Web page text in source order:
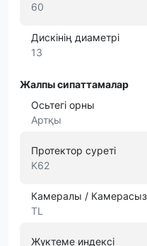
60
Дискінің диаметрі
13
Жалпы сипаттамалар
Осьтегі орны
Артқы
Протектор суреті
K62
Камералы / Камерасыз
TL
Жүктеме индексі